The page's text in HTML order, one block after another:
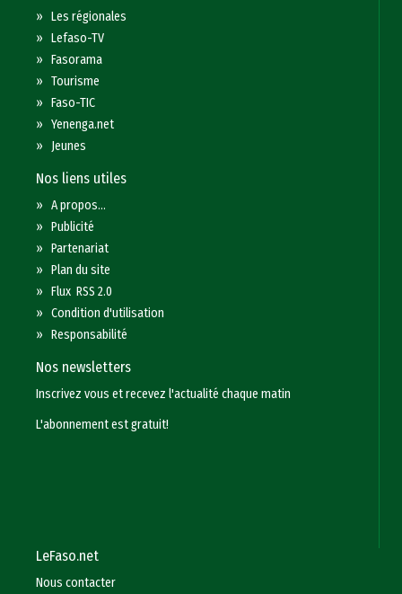
»Les régionales
»Lefaso-TV
»Fasorama
»Tourisme
»Faso-TIC
»Yenenga.net
» Jeunes
Nos liens utiles
»A propos...
»Publicité
»Partenariat
»Plan du site
»Flux RSS 2.0
»Condition d'utilisation
»Responsabilité
Nos newsletters
Inscrivez vous et recevez l'actualité chaque matin
L'abonnement est gratuit!
LeFaso.net
Nous contacter